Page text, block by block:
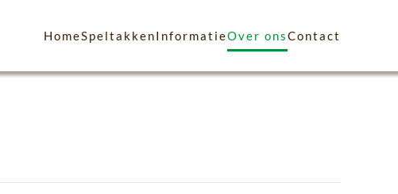
HomeSpeltakkenInformatieOver onsContact